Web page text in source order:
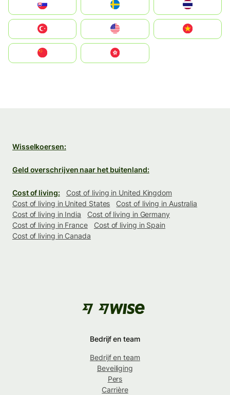
United States
中國香港特別行政區
Wisselkoersen:
Geld overschrijven naar het buitenland:
Cost of living:
Cost of living in United Kingdom
Cost of living in United States
Cost of living in Australia
Cost of living in India
Cost of living in Germany
Cost of living in France
Cost of living in Spain
Cost of living in Canada
Bedrijf en team
Bedrijf en team
Beveiliging
Pers
Carrière